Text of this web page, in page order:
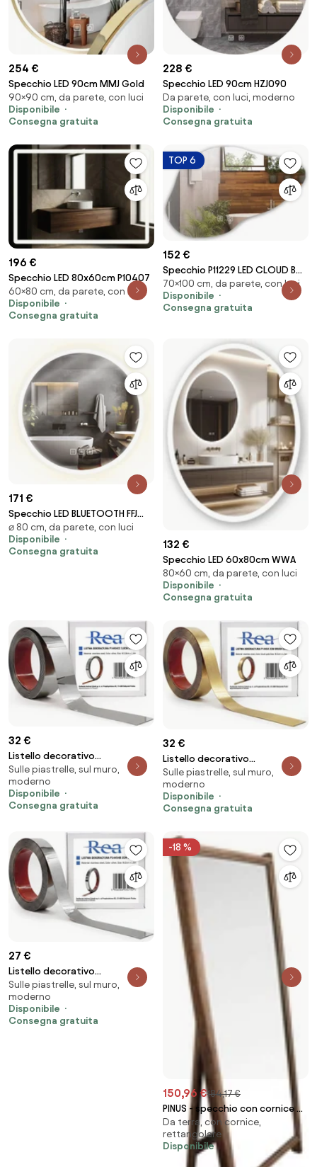
254 €
Specchio LED 90cm MMJ Gold
90×90 cm, da parete, con luci
Disponibile
Consegna gratuita
228 €
Specchio LED 90cm HZJ090
Da parete, con luci, moderno
Disponibile
Consegna gratuita
196 €
Specchio LED 80x60cm P10407
60×80 cm, da parete, con luci
Disponibile
Consegna gratuita
TOP 6
152 €
Specchio P11229 LED CLOUD B
100x70cm
70×100 cm, da parete, con luci
Disponibile
Consegna gratuita
171 €
Specchio LED BLUETOOTH FFJ
80cm
⌀ 80 cm, da parete, con luci
Disponibile
Consegna gratuita
132 €
Specchio LED 60x80cm WWA
80×60 cm, da parete, con luci
Disponibile
Consegna gratuita
32 €
Listello decorativo
autoadesivo Rea P14454CC
3,8cm Silver
Sulle piastrelle, sul muro,
moderno
Disponibile
Consegna gratuita
32 €
Listello decorativo
autoadesivo P14454 2cm Brush
Gold
Sulle piastrelle, sul muro,
moderno
Disponibile
Consegna gratuita
27 €
Listello decorativo
autoadesivo Rea P14454B 2cm
Silver
Sulle piastrelle, sul muro,
moderno
Disponibile
Consegna gratuita
-18 %
150,96 €184,17 €
PINUS - specchio con cornice da
appoggio in pino riciclato
Da terra, con cornice,
rettangolare
Disponibile